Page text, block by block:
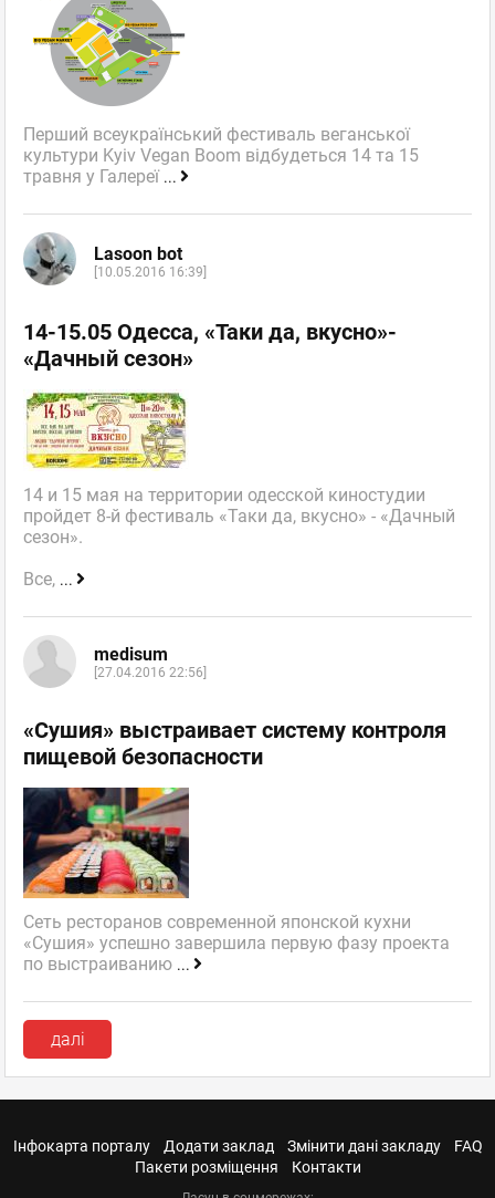
Перший всеукраїнський фестиваль веганської
культури Kyiv Vegan Boom відбудеться 14 та 15
травня у Галереї ...
Lasoon bot
[10.05.2016 16:39]
14-15.05 Одесса, «Таки да, вкусно»-
«Дачный сезон»
14 и 15 мая на территории одесской киностудии
пройдет 8-й фестиваль «Таки да, вкусно» - «Дачный
сезон».
Все, ...
medisum
[27.04.2016 22:56]
«Сушия» выстраивает систему контроля
пищевой безопасности
Сеть ресторанов современной японской кухни
«Сушия» успешно завершила первую фазу проекта
по выстраиванию ...
далі
Інфокарта порталу Додати заклад Змінити дані закладу
FAQ
Пакети розміщення
Контакти